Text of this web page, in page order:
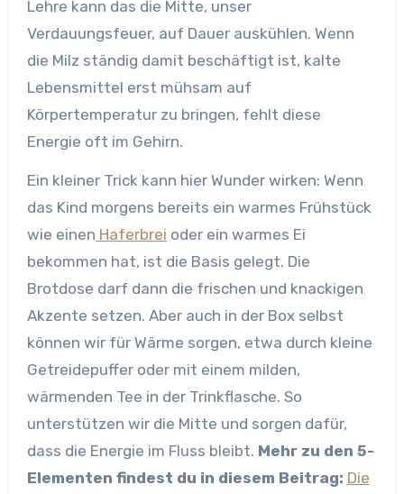
Lehre kann das die Mitte, unser
Verdauungsfeuer, auf Dauer auskühlen. Wenn
die Milz ständig damit beschäftigt ist, kalte
Lebensmittel erst mühsam auf
Körpertemperatur zu bringen, fehlt diese
Energie oft im Gehirn.
Ein kleiner Trick kann hier Wunder wirken: Wenn
das Kind morgens bereits ein warmes Frühstück
wie einen Haferbrei oder ein warmes Ei
bekommen hat, ist die Basis gelegt. Die
Brotdose darf dann die frischen und knackigen
Akzente setzen. Aber auch in der Box selbst
können wir für Wärme sorgen, etwa durch kleine
Getreidepuffer oder mit einem milden,
wärmenden Tee in der Trinkflasche. So
unterstützen wir die Mitte und sorgen dafür,
dass die Energie im Fluss bleibt. Mehr zu den 5-
Elementen findest du in diesem Beitrag: Die